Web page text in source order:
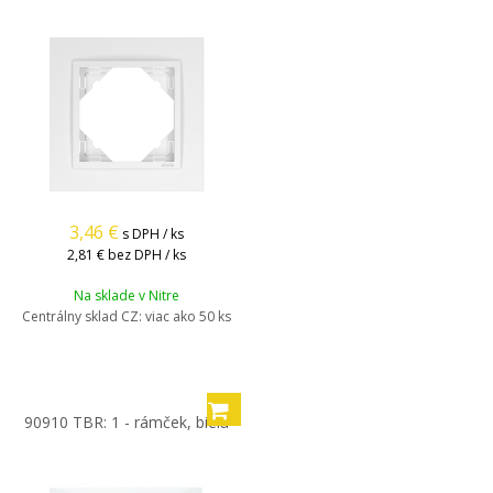
3,46 € s DPH / ks
2,81 € bez DPH / ks
Na sklade v Nitre
Centrálny sklad CZ: viac ako 50 ks
90910 TBR: 1 - rámček, biela